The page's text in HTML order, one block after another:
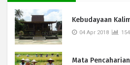
Kebudayaan
04 Apr 2018
Mata